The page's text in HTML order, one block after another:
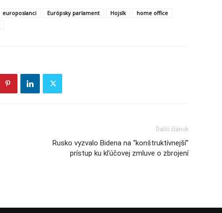
europoslanci Európsky parlament Hojsík
home office
Ďalší článok
Rusko vyzvalo Bidena na “konštruktívnejší”
prístup ku kľúčovej zmluve o zbrojení